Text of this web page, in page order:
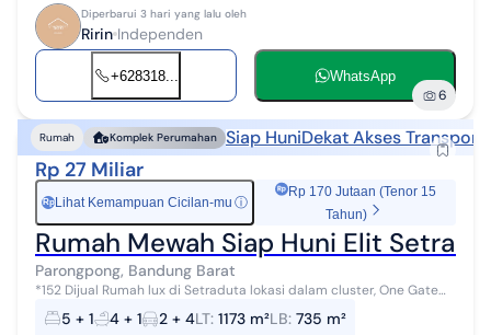
Diperbarui 3 hari yang lalu oleh
Ririn Independen
+628318... WhatsApp
6
Rumah Komplek Perumahan Siap HuniDekat Akses
Rp 27 Miliar
Rp Lihat Kemampuan Cicilan-mu ⓘ
Rp 170 Jutaan (Tenor 15
Tahun)
Rumah Mewah Siap Huni Elit
Parongpong, Bandung Barat
*152 Dijual Rumah lux di Setraduta lokasi dalam cluster, One Gate
System , Komp Elit , Udara Sejuk Kota Bandung . Lt : 1173m² Lb : 735m²
KT : ...5 + 1 4 + 1 2 + 4LT: 1173 m²LB: 735 m²